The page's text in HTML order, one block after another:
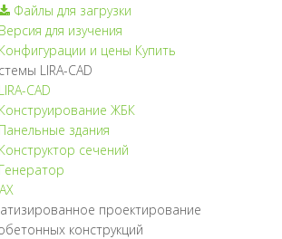
Файлы для загрузки
Версия для изучения
Конфигурации и цены Купить
LIRA-CAD
LIRA-CAD
Конструирование ЖБК
Панельные здания
Конструктор сечений
Генератор
проектирование
конструкций